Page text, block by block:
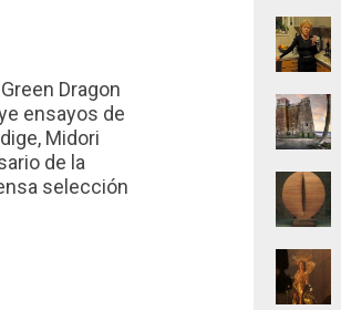
Dragon
ensayos de
Midori
de la
selección